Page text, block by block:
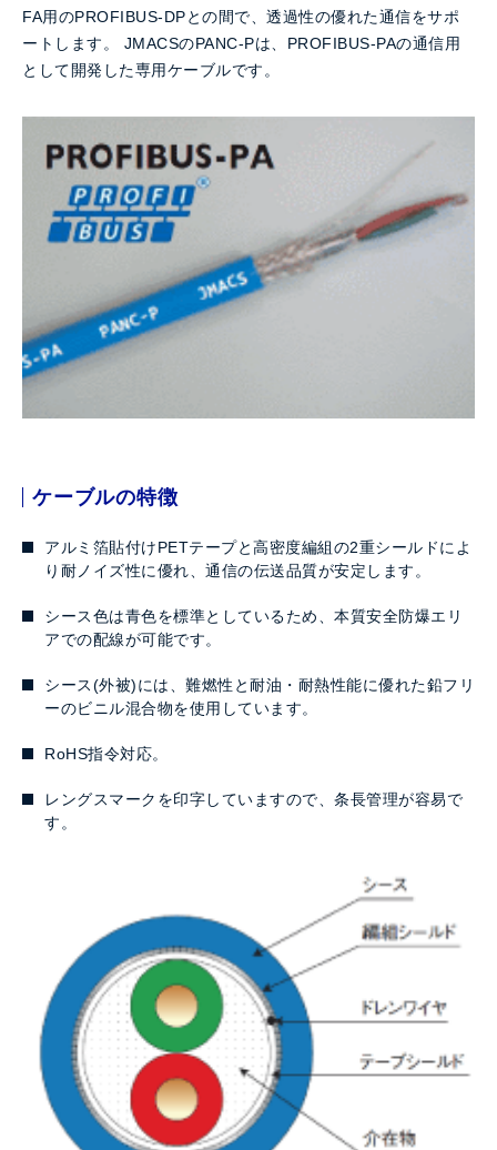
FA用のPROFIBUS-DPとの間で、透過性の優れた通信をサポ
ートします。 JMACSのPANC-Pは、PROFIBUS-PAの通信用
として開発した専用ケーブルです。
ケーブルの特徴
アルミ箔貼付けPETテープと高密度編組の2重シールドによ
り耐ノイズ性に優れ、通信の伝送品質が安定します。
シース色は青色を標準としているため、本質安全防爆エリ
アでの配線が可能です。
シース(外被)には、難燃性と耐油・耐熱性能に優れた鉛フリ
ーのビニル混合物を使用しています。
RoHS指令対応。
レングスマークを印字していますので、条長管理が容易で
す。